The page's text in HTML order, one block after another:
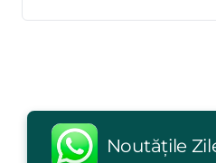
Noutățile